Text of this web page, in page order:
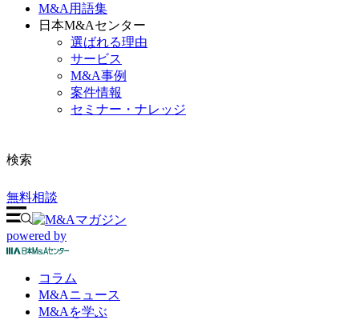
M&A用語集
日本M&Aセンター
選ばれる理由
サービス
M&A事例
案件情報
セミナー・ナレッジ
検索
無料相談
powered by
コラム
M&Aニュース
M&Aを学ぶ